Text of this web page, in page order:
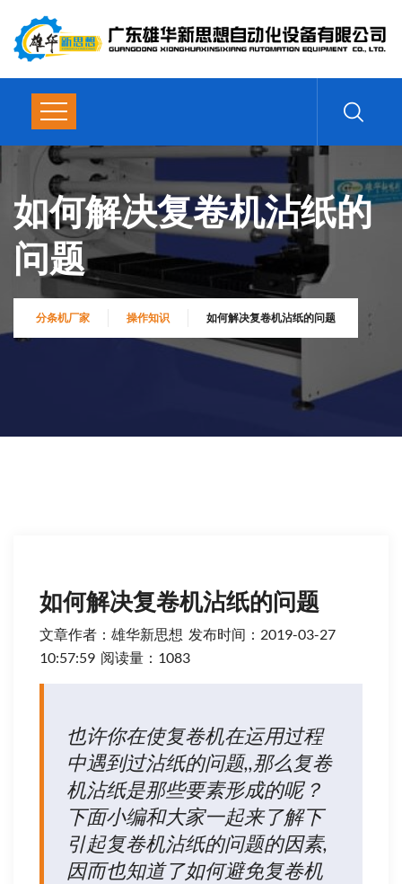
如何解决复卷机沾纸的
问题
分条机厂家 操作知识 如何解决复卷机沾纸的问题
如何解决复卷机沾纸的问题
文章作者：雄华新思想 发布时间： 2019-03-27
10:57:59 阅读量：1083
也许你在使复卷机在运用过程
中遇到过沾纸的问题,,那么复卷
机沾纸是那些要素形成的呢？
下面小编和大家一起来了解下
引起复卷机沾纸的问题的因素,
因而也知道了如何避免复卷机